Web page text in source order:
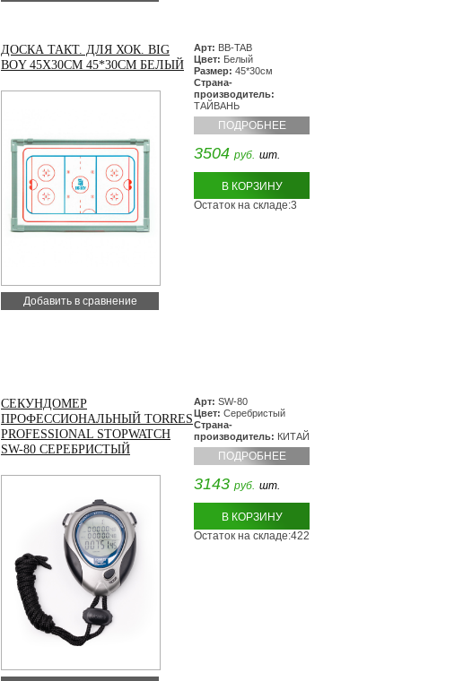
ДОСКА ТАКТ. ДЛЯ ХОК. BIG
BOY 45Х30СМ 45*30СМ БЕЛЫЙ
Добавить в сравнение
Арт: BB-TAB
Цвет: Белый
Размер: 45*30см
Страна-
производитель:
ТАЙВАНЬ
ПОДРОБНЕЕ
3504 руб. шт.
В КОРЗИНУ
Остаток на складе:3
СЕКУНДОМЕР
ПРОФЕССИОНАЛЬНЫЙ TORRES
PROFESSIONAL STOPWATCH
SW-80 СЕРЕБРИСТЫЙ
Арт: SW-80
Цвет: Серебристый
Страна-
производитель: КИТАЙ
ПОДРОБНЕЕ
3143 руб. шт.
В КОРЗИНУ
Остаток на складе:422